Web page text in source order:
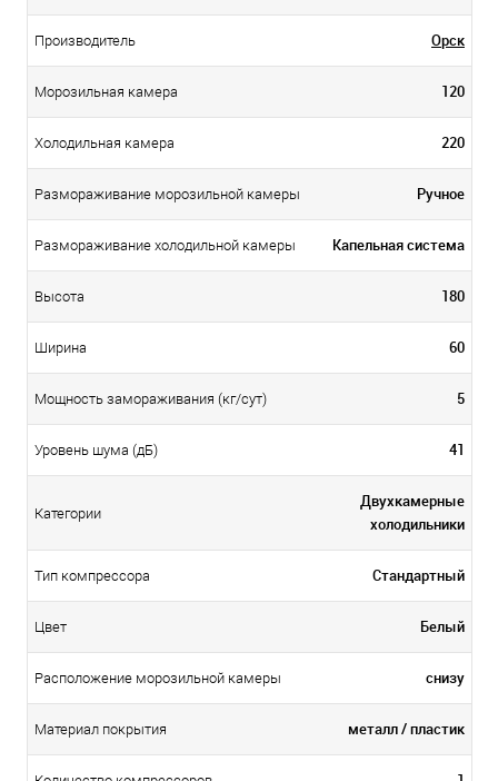
Производитель Орск
Морозильная камера 120
Холодильная камера 220
Размораживание морозильной камеры Ручное
Размораживание холодильной камеры Капельная система
Высота 180
Ширина 60
Мощность замораживания (кг/сут) 5
Уровень шума (дБ) 41
Категории
Двухкамерные
холодильники
Тип компрессора Стандартный
Цвет Белый
Расположение морозильной камеры снизу
Материал покрытия металл / пластик